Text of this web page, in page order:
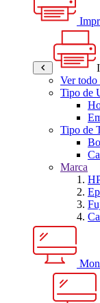
Ver todo
Tipo de
Tipo de
Marca